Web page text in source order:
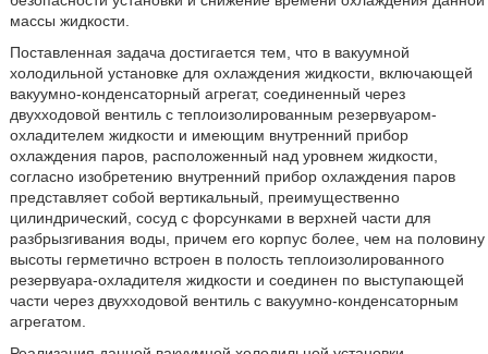
массы жидкости.
Поставленная задача достигается тем, что в вакуумной
холодильной установке для охлаждения жидкости, включающей
вакуумно-конденсаторный агрегат, соединенный через
двухходовой вентиль с теплоизолированным резервуаром-
охладителем жидкости и имеющим внутренний прибор
охлаждения паров, расположенный над уровнем жидкости,
согласно изобретению внутренний прибор охлаждения паров
представляет собой вертикальный, преимущественно
цилиндрический, сосуд с форсунками в верхней части для
разбрызгивания воды, причем его корпус более, чем на половину
высоты герметично встроен в полость теплоизолированного
резервуара-охладителя жидкости и соединен по выступающей
части через двухходовой вентиль с вакуумно-конденсаторным
агрегатом.